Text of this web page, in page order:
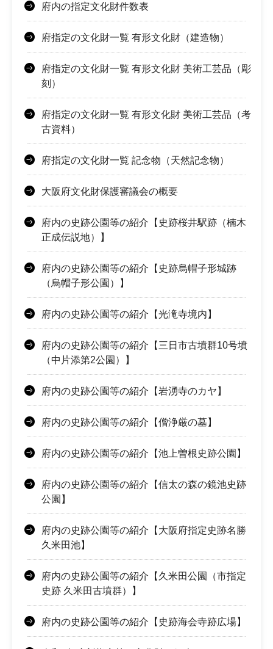
府内の指定文化財件数表
府指定の文化財一覧 有形文化財（建造物）
府指定の文化財一覧 有形文化財 美術工芸品（彫
刻）
府指定の文化財一覧 有形文化財 美術工芸品（考
古資料）
府指定の文化財一覧 記念物（天然記念物）
大阪府文化財保護審議会の概要
府内の史跡公園等の紹介【史跡桜井駅跡（楠木
正成伝説地）】
府内の史跡公園等の紹介【史跡烏帽子形城跡
（烏帽子形公園）】
府内の史跡公園等の紹介【光滝寺境内】
府内の史跡公園等の紹介【三日市古墳群10号墳
（中片添第2公園）】
府内の史跡公園等の紹介【岩湧寺のカヤ】
府内の史跡公園等の紹介【僧浄厳の墓】
府内の史跡公園等の紹介【池上曽根史跡公園】
府内の史跡公園等の紹介【信太の森の鏡池史跡
公園】
府内の史跡公園等の紹介【大阪府指定史跡名勝
久米田池】
府内の史跡公園等の紹介【久米田公園（市指定
史跡 久米田古墳群）】
府内の史跡公園等の紹介【史跡海会寺跡広場】